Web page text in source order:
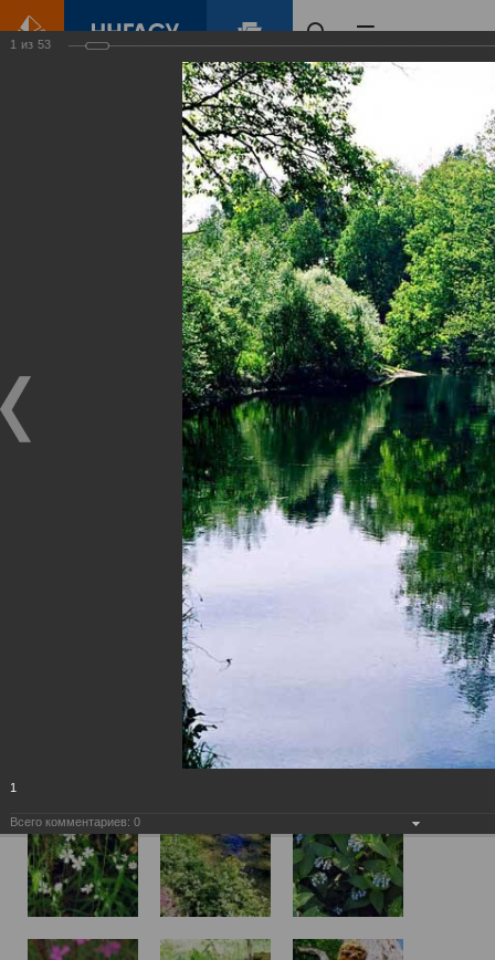
Зеленый Город
Виртуальные
выставки
(фотоальбомы)
1 из 53
1
Всего комментариев: 0